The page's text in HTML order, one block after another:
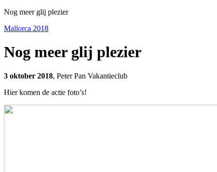
Nog meer glij plezier
Mallorca 2018
Nog meer glij plezier
3 oktober 2018, Peter Pan Vakantieclub
Hier komen de actie foto’s!